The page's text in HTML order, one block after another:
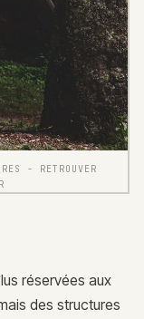
- RETROUVER
réservées aux
des structures